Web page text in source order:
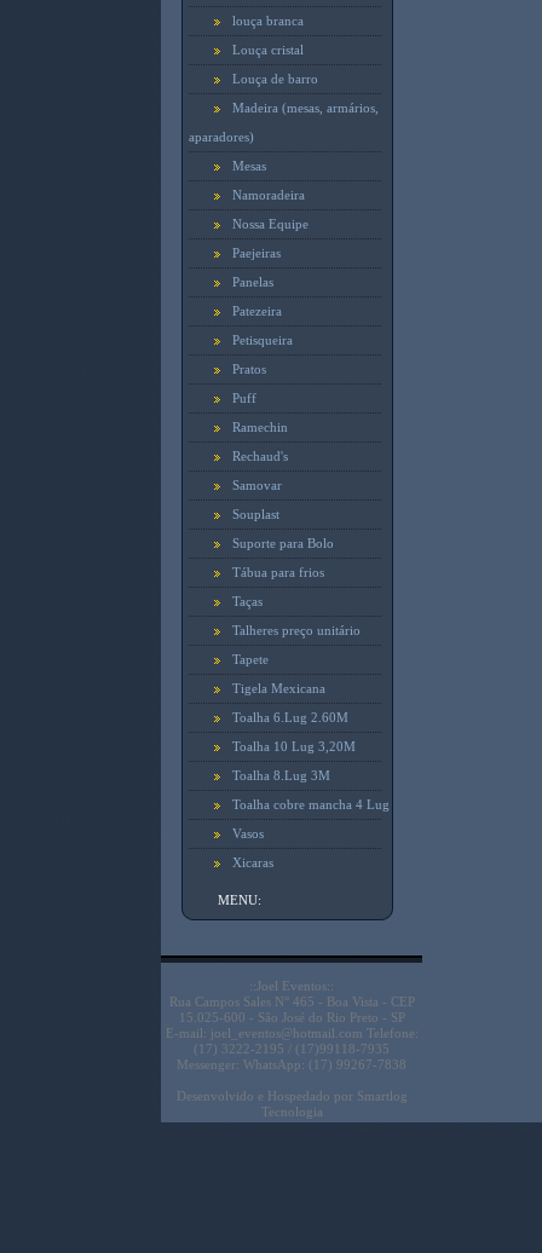
louça branca
Louça cristal
Louça de barro
Madeira (mesas, armários,
aparadores)
Mesas
Namoradeira
Nossa Equipe
Paejeiras
Panelas
Patezeira
Petisqueira
Pratos
Puff
Ramechin
Rechaud's
Samovar
Souplast
Suporte para Bolo
Tábua para frios
Taças
Talheres preço unitário
Tapete
Tigela Mexicana
Toalha 6.Lug 2.60M
Toalha 10 Lug 3,20M
Toalha 8.Lug 3M
Toalha cobre mancha 4 Lug
Vasos
Xicaras
MENU:
::Joel Eventos::
Rua Campos Sales N° 465 - Boa Vista - CEP
15.025-600 - São José do Rio Preto - SP
E-mail: joel_eventos@hotmail.com Telefone:
(17) 3222-2195 / (17)99118-7935
Messenger: WhatsApp: (17) 99267-7838
Desenvolvido e Hospedado por Smartlog
Tecnologia